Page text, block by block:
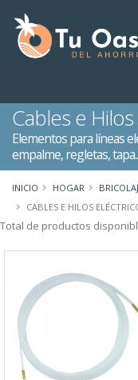
Cables e
Elementos para líneas
empalme, regletas,
INICIO HOGAR
CABLES E HILOS
Total de productos